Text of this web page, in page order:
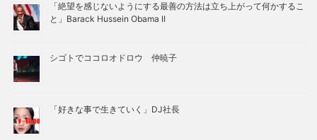
「絶望を感じないようにする最善の方法は立ち上がって何かするこ
と」Barack Hussein Obama II
シゴトでココロオドロウ 仲暁子
「好きな事で生きていく」DJ社長